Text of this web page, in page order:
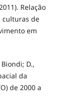
Relação
culturas de
em
Biondi; D.,
da
de 2000 a